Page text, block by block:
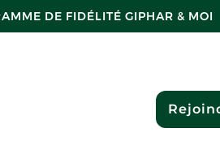
DE FIDÉLITÉ GIPHAR & MOI